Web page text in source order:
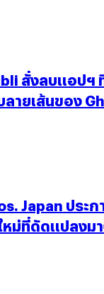
สั่งลบแอปฯ
ายเส้นของ
Japan ประ
หม่ที่ดัดแปลงม